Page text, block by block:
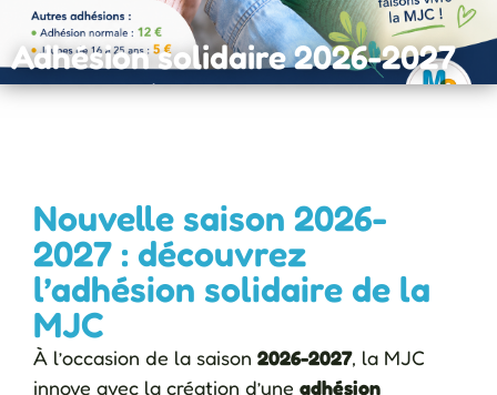
Adhésion solidaire 2026-2027
Nouvelle saison 2026-
2027 : découvrez
l’adhésion solidaire de la
MJC
À l’occasion de la saison 2026-2027, la MJC
innove avec la création d’une adhésion